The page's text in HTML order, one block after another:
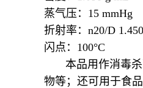
蒸气压： 15 mmHg
折射率： n20/D 1.450
闪点： 100°C
本品用作消毒
物等；还可用于食